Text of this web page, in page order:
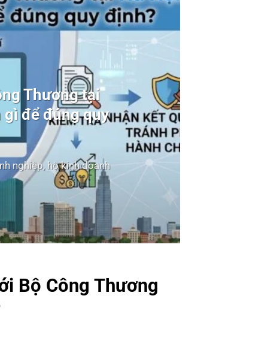
Thương tại
gì để đúng quy
nghiệp, hộ kinh doanh
Bộ Công Thương